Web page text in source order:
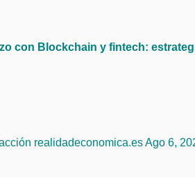
con Blockchain y fintech:
realidadeconomica.esAgo 6,